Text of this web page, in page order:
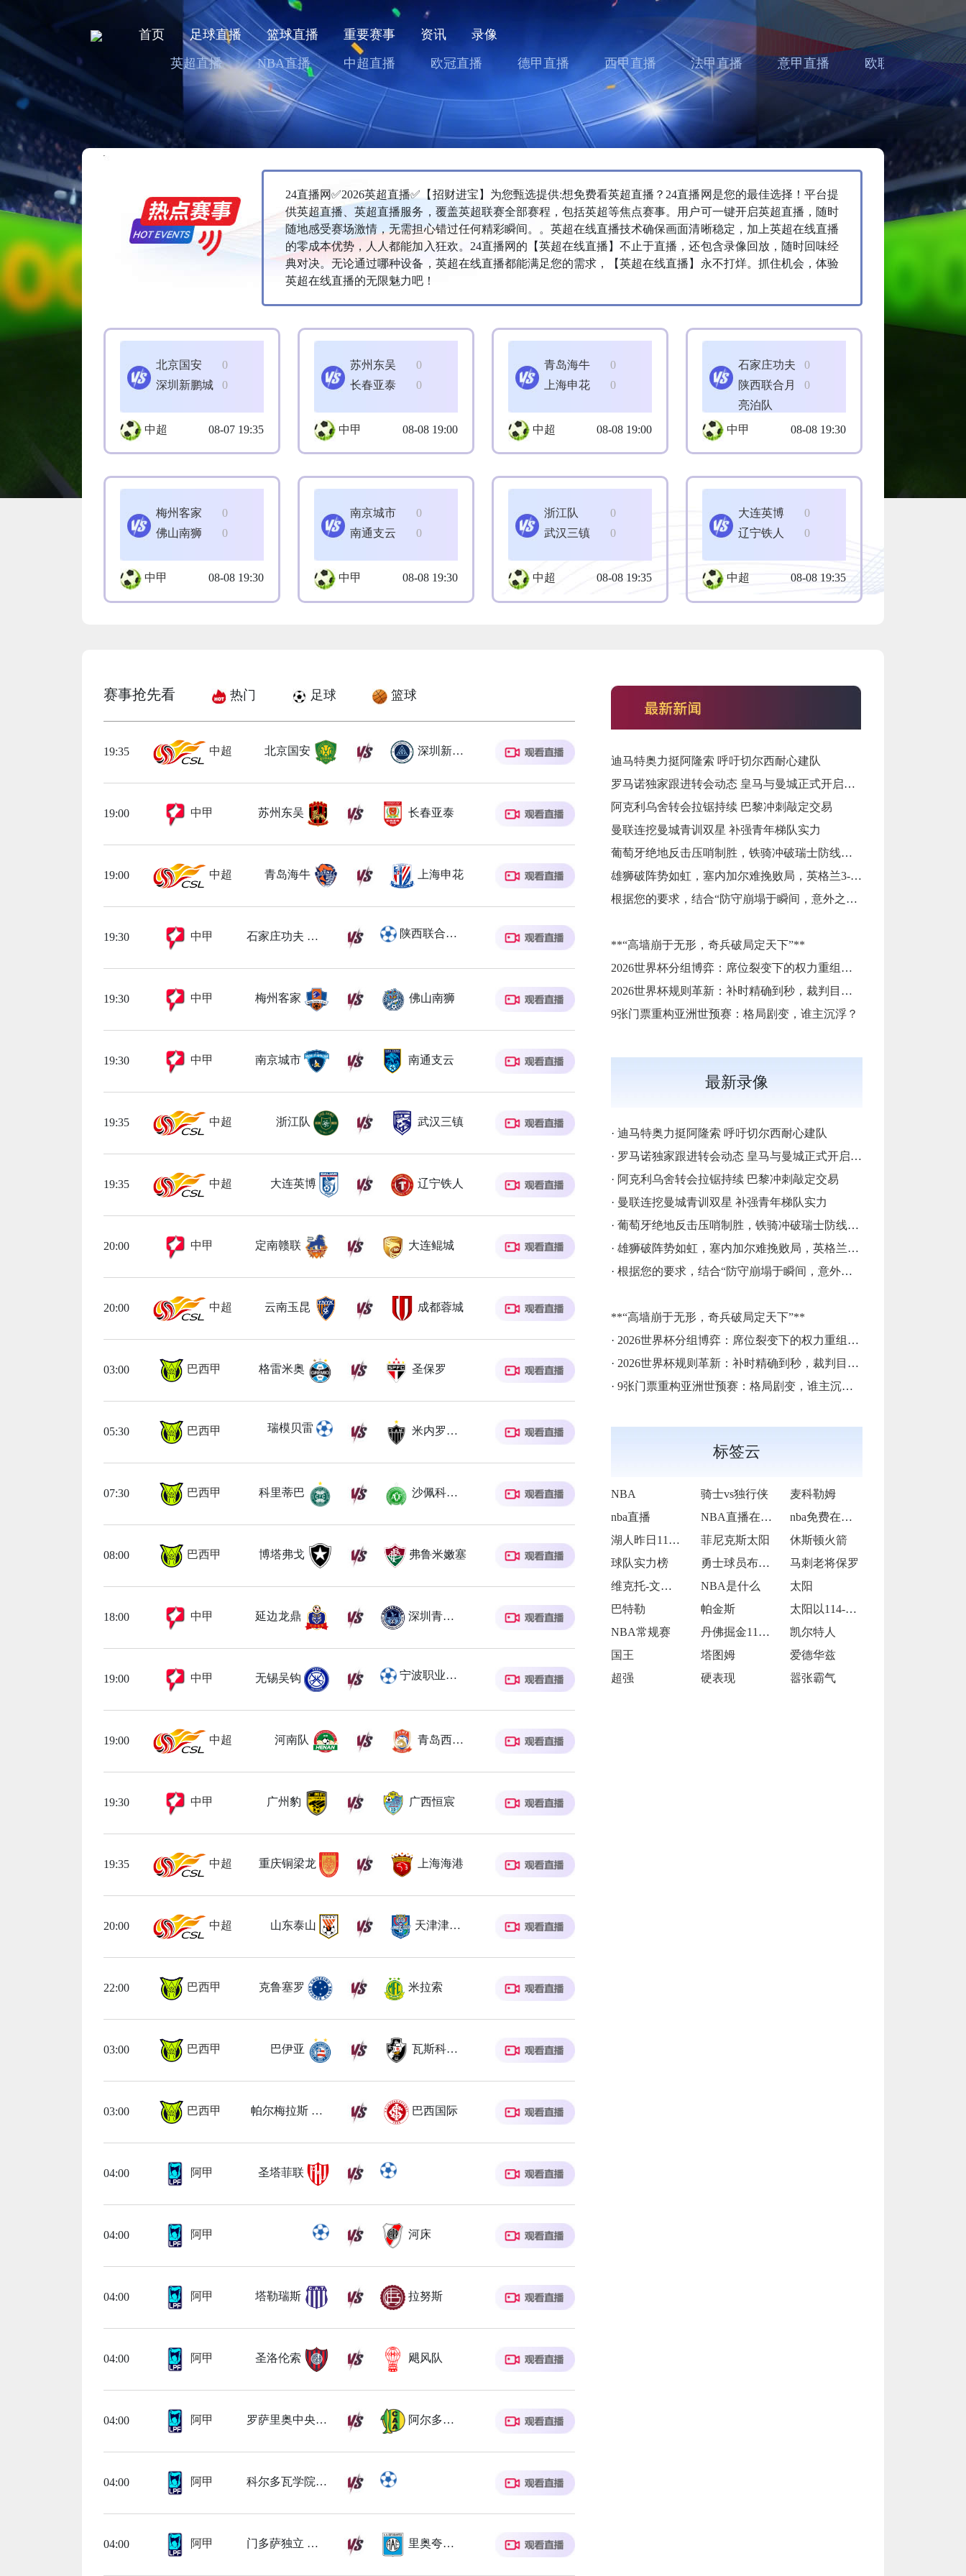
首页 足球直播 篮球直播 重要赛事 资讯 录像
英超直播 NBA直播 中超直播 欧冠直播 德甲直播 西甲直播 法甲直播 意甲直播 欧联直播
24直播网✅2026英超直播✅【招财进宝】为您甄选提供:想免费看英超直播？24直播网是您的最佳选择！平台提
供英超直播、英超直播服务，覆盖英超联赛全部赛程，包括英超等焦点赛事。用户可一键开启英超直播，随时
随地感受赛场激情，无需担心错过任何精彩瞬间。。英超在线直播技术确保画面清晰稳定，加上英超在线直播
的零成本优势，人人都能加入狂欢。24直播网的【英超在线直播】不止于直播，还包含录像回放，随时回味经
典对决。无论通过哪种设备，英超在线直播都能满足您的需求，【英超在线直播】永不打烊。抓住机会，体验
英超在线直播的无限魅力吧！
0
北京国安
0
深圳新鹏城
中超 08-07 19:35
0
苏州东吴
0
长春亚泰
中甲 08-08 19:00
0
青岛海牛
0
上海申花
中超 08-08 19:00
0
石家庄功夫
0
陕西联合月
亮泊队
中甲
08-08 19:30
0
梅州客家
0
佛山南狮
中甲 08-08 19:30
0
南京城市
0
南通支云
中甲 08-08 19:30
0
浙江队
0
武汉三镇
中超 08-08 19:35
0
大连英博
0
辽宁铁人
中超 08-08 19:35
赛事抢先看 热门 足球 篮球
19:35 中超 北京国安 深圳新鹏城
19:00 中甲 苏州东吴 长春亚泰
19:00 中超 青岛海牛 上海申花
19:30 中甲 石家庄功夫 陕西联合月亮泊队
19:30 中甲 梅州客家 佛山南狮
19:30 中甲 南京城市 南通支云
19:35 中超 浙江队 武汉三镇
19:35 中超 大连英博 辽宁铁人
20:00 中甲 定南赣联 大连鲲城
20:00 中超 云南玉昆 成都蓉城
03:00 巴西甲 格雷米奥 圣保罗
05:30 巴西甲 瑞模贝雷 米内罗竞技
07:30 巴西甲 科里蒂巴 沙佩科恩斯
08:00 巴西甲 博塔弗戈 弗鲁米嫩塞
18:00 中甲 延边龙鼎 深圳青年人
19:00 中甲 无锡吴钩 宁波职业足球俱乐部
19:00 中超 河南队 青岛西海岸
19:30 中甲 广州豹 广西恒宸
19:35 中超 重庆铜梁龙 上海海港
20:00 中超 山东泰山 天津津门虎
22:00 巴西甲 克鲁塞罗 米拉索
03:00 巴西甲 巴伊亚 瓦斯科达伽马
03:00 巴西甲 帕尔梅拉斯 巴西国际
04:00 阿甲 圣塔菲联
04:00 阿甲 河床
04:00 阿甲 塔勒瑞斯 拉努斯
04:00 阿甲 圣洛伦索 飓风队
04:00 阿甲 罗萨里奥中央 阿尔多斯维
04:00 阿甲 科尔多瓦学院
04:00 阿甲 门多萨独立 里奥夸尔托学生队
迪马特奥力挺阿隆索 呼吁切尔西耐心建队
罗马诺独家跟进转会动态 皇马与曼城正式开启罗德里转会谈判
阿克利乌舍转会拉锯持续 巴黎冲刺敲定交易
曼联连挖曼城青训双星 补强青年梯队实力
葡萄牙绝地反击压哨制胜，铁骑冲破瑞士防线挺进八强
雄狮破阵势如虹，塞内加尔难挽败局，英格兰3-1晋级八强
根据您的要求，结合“防守崩塌于瞬间，意外之人主宰战局”这一核心逻辑，我为您重拟的标题是：
**“高墙崩于无形，奇兵破局定天下”**
2026世界杯分组博弈：席位裂变下的权力重组与秩序进化
2026世界杯规则革新：补时精确到秒，裁判目标“零差错”
9张门票重构亚洲世预赛：格局剧变，谁主沉浮？
最新录像
· 迪马特奥力挺阿隆索 呼吁切尔西耐心建队
· 罗马诺独家跟进转会动态 皇马与曼城正式开启罗德里转会谈判
· 阿克利乌舍转会拉锯持续 巴黎冲刺敲定交易
· 曼联连挖曼城青训双星 补强青年梯队实力
· 葡萄牙绝地反击压哨制胜，铁骑冲破瑞士防线挺进八强
· 雄狮破阵势如虹，塞内加尔难挽败局，英格兰3-1晋级八强
· 根据您的要求，结合“防守崩塌于瞬间，意外之人主宰战局”这一核心逻辑，我为您重拟的标题是：
**“高墙崩于无形，奇兵破局定天下”**
· 2026世界杯分组博弈：席位裂变下的权力重组与秩序进化
· 2026世界杯规则革新：补时精确到秒，裁判目标“零差错”
· 9张门票重构亚洲世预赛：格局剧变，谁主沉浮？
标签云
NBA 骑士vs独行侠
麦科勒姆
nba直播
NBA直播在线观看
nba免费在线高清直播
湖人昨日119-102战胜老鹰
菲尼克斯太阳
休斯顿火箭
球队实力榜
勇士球员布兰丁·波齐姆斯基
马刺老将保罗
维克托-文班亚马 圣安东尼奥马刺
NBA是什么
太阳
巴特勒
帕金斯
太阳以114-106战胜爵士
NBA常规赛
丹佛掘金112-101达拉斯独行侠
凯尔特人
国王
塔图姆
爱德华兹
超强
硬表现 嚣张霸气